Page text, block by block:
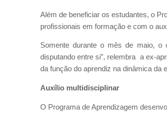
Além de beneficiar os estudantes, o
profissionais em formação e com o
Somente durante o mês de maio, o
disputando entre si”, relembra a ex-
da função do aprendiz na dinâmica da
Auxílio multidisciplinar
O Programa de Aprendizagem